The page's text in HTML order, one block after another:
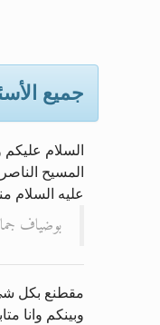
جميع
المسيح
عليه السلام
بوضياف
مقطنع بكل
وبينكم وانا